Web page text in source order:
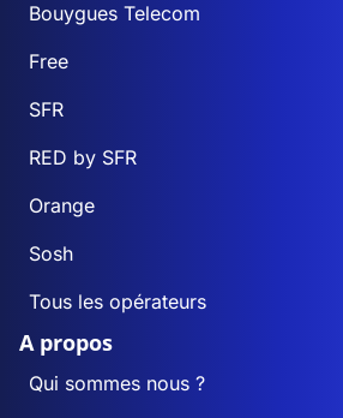
Bouygues Telecom
Free
SFR
RED by SFR
Orange
Sosh
Tous les opérateurs
A propos
Qui sommes nous ?